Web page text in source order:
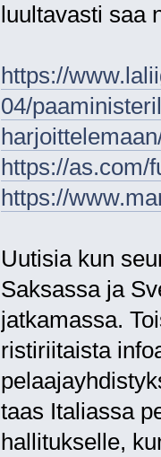
luultavasti saa
https://
04/
https://as.com/
https://
Uutisia kun
Saksassa ja
jatkamassa.
ristiriitaista
taas Italiassa
hallitukselle,